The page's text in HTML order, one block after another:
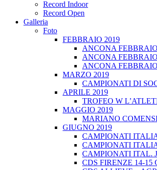
Record Indoor
Record Open
Galleria
Foto
FEBBRAIO 2019
ANCONA
ANCONA
ANCONA
MARZO 2019
CAMPIONATI DI
APRILE 2019
TROFEO W
MAGGIO 2019
MARIANO
GIUGNO 2019
CAMPIONATI
CAMPIONATI
CAMPIONATI ITAL.
CDS FIRENZE 14-15